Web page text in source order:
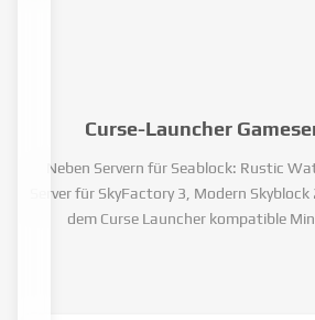
Curse-Launcher
Neben Servern für Seablock: Rustic
Server für SkyFactory 3, Modern
dem Curse Launcher kompatible